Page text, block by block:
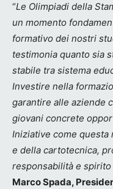
“Le Olimpiadi della
un momento
formativo dei nostri
testimonia quanto sia
stabile tra sistema
Investire nella
garantire alle aziende
giovani concrete
Iniziative come questa
e della cartotecnica,
responsabilità e
Marco Spada,